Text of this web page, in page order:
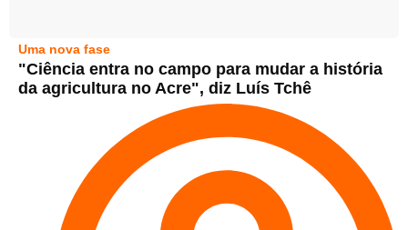
Uma nova fase
"Ciência entra no campo para mudar a história
da agricultura no Acre", diz Luís Tchê